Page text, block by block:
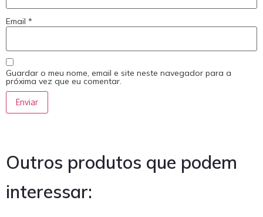
Email *
Guardar o meu nome, email e site neste navegador para a
próxima vez que eu comentar.
Outros produtos que podem
interessar: